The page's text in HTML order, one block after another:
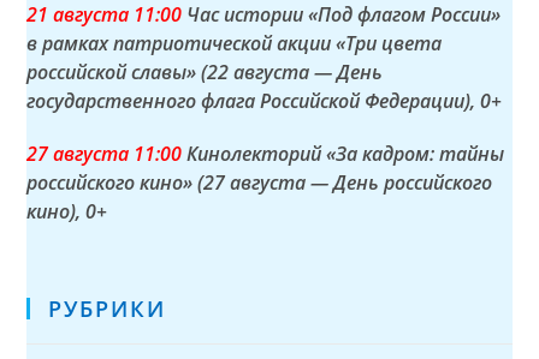
21 августа 11:00 Час истории «Под флагом России»
в рамках патриотической акции «Три цвета
российской славы» (22 августа — День
государственного флага Российской Федерации), 0+
27 августа 11:00Кинолекторий «За кадром: тайны
российского кино» (27 августа — День российского
кино), 0+
РУБРИКИ